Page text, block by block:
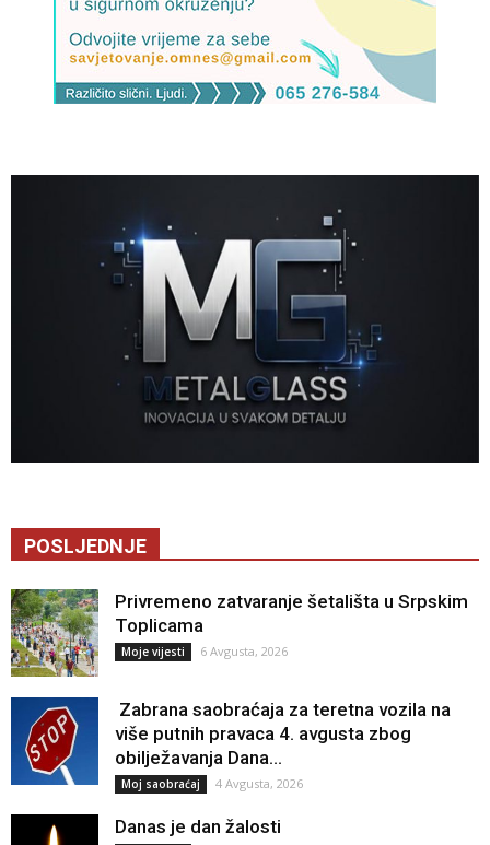
POSLJEDNJE
Privremeno zatvaranje šetališta u Srpskim
Toplicama
Moje vijesti 6 Avgusta, 2026
Zabrana saobraćaja za teretna vozila na
više putnih pravaca 4. avgusta zbog
obilježavanja Dana...
Moj saobraćaj 4 Avgusta, 2026
Danas je dan žalosti